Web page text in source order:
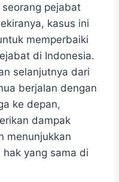
pejabat
kasus ini
memperbaiki
di Indonesia.
selanjutnya dari
berjalan dengan
ke depan,
dampak
menunjukkan
yang sama di